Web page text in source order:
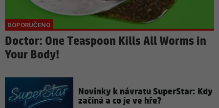
Doctor: One Teaspoon Kills All Worms in
Your Body!
Novinky k návratu SuperStar: Kdy
začíná a co je ve hře?